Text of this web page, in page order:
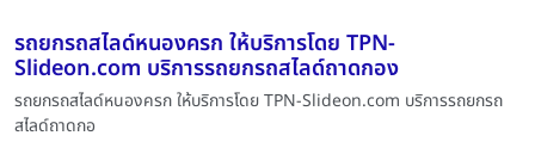
รถยกรถสไลด์หนองครก ให้บริการโดย TPN-
Slideon.com บริการรถยกรถสไลด์ถาดกอง
รถยกรถสไลด์หนองครก ให้บริการโดย TPN-Slideon.com บริการรถยกรถ
สไลด์ถาดกอ